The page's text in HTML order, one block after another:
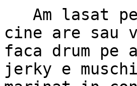
cine are sau
faca drum pe
jerky e